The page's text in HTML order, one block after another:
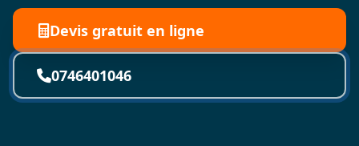
Devis gratuit en ligne
0746401046